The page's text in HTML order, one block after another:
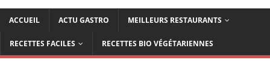
ACCUEIL ACTU GASTRO MEILLEURS RESTAURANTS
RECETTES FACILES RECETTES BIO VÉGÉTARIENNES